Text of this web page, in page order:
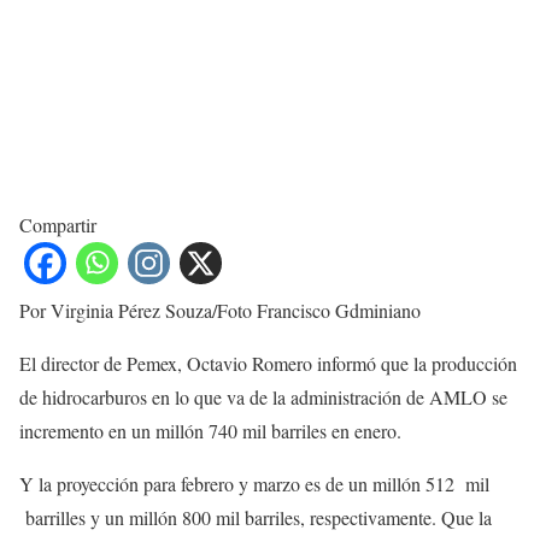
Compartir
Por Virginia Pérez Souza/Foto Francisco Gdminiano
El director de Pemex, Octavio Romero informó que la producción
de hidrocarburos en lo que va de la administración de AMLO se
incremento en un millón 740 mil barriles en enero.
Y la proyección para febrero y marzo es de un millón 512 mil
barrilles y un millón 800 mil barriles, respectivamente. Que la